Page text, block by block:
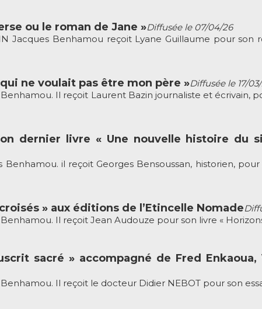
ou le roman de Jane »Diffusée le 07/04/26
Jacques Benhamou reçoit Lyane Guillaume pour son
ne voulait pas être mon père »Diffusée le 17/
Il reçoit Laurent Bazin journaliste et écrivain,
dernier livre « Une nouvelle histoire du
Benhamou. il reçoit Georges Bensoussan, historien,
» aux éditions de l’Etincelle Nomade
Il reçoit Jean Audouze pour son livre «
sacré » accompagné de Fred
Il reçoit le docteur Didier NEBOT pour son